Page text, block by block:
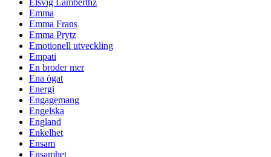
Emma
Emma Frans
Emma Prytz
Emotionell utveckling
Empati
En broder mer
Ena ögat
Energi
Engagemang
Engelska
England
Enkelhet
Ensam
Ensamhet